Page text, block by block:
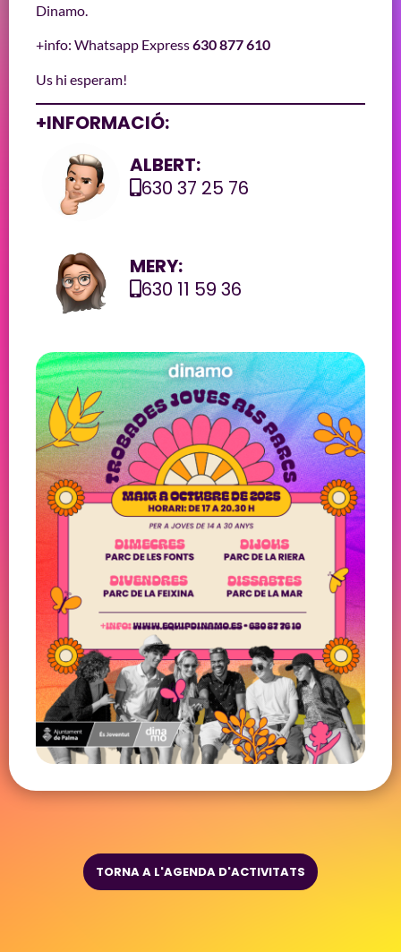
Dinamo.
+info: Whatsapp Express630 877 610
Us hi esperam!
+INFORMACIÓ:
ALBERT:
630 37 25 76
MERY:
630 11 59 36
TORNA A L'AGENDA D'ACTIVITATS